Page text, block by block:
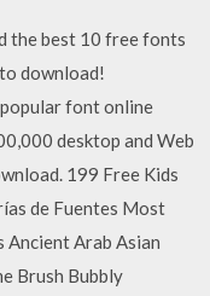
the best 10 free fonts
download!
font online
desktop and Web
199 Free Kids
de Fuentes Most
Ancient Arab Asian
Brush Bubbly